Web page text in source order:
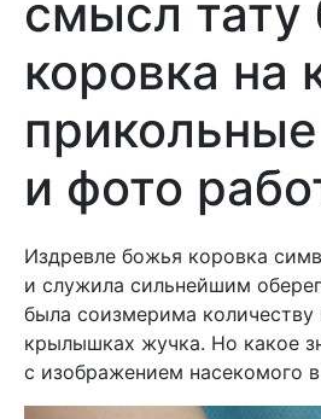
смысл тату
коровка на
и фото
Издревле божья коровка
и служила сильнейшим
была соизмерима количеству
крылышках жучка. Но какое
с изображением насекомого